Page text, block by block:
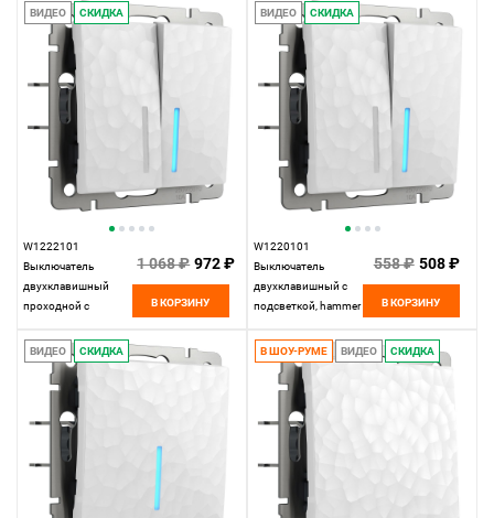
ВИДЕО СКИДКА
W1222101
Выключатель
двухклавишный
проходной с
белый Werkel,
4690389162626
1 068 ₽ 972 ₽
В КОРЗИНУ
ВИДЕО СКИДКА
W1220101
Выключатель
двухклавишный с
подсветкой, hammer
4690389162343
558 ₽ 508 ₽
В КОРЗИНУ
ВИДЕО СКИДКА В ШОУ-РУМЕ ВИДЕО СКИДКА